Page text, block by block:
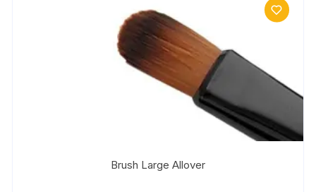
Brush Large Allover